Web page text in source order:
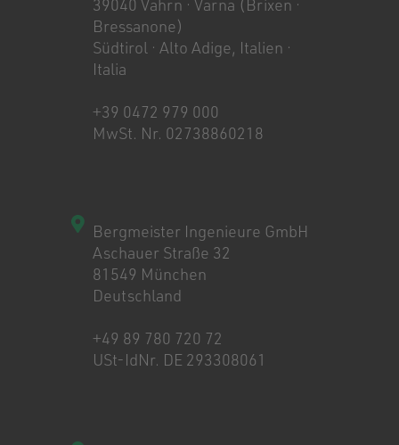
Bressanone)
Südtirol · Alto Adige, Italien ·
Italia
+39 0472 979 000
MwSt. Nr. 02738860218
Bergmeister Ingenieure GmbH
Aschauer Straße 32
81549 München
Deutschland
+49 89 780 720 72
USt-IdNr. DE 293308061